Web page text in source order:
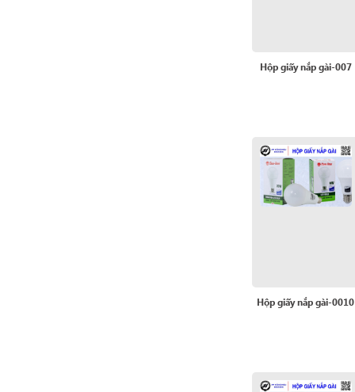
Hộp giấy nắp gài-007
Hộp giấy nắp gài-0010